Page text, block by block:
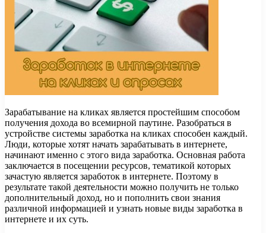
Зарабатывание на кликах является простейшим способом
получения дохода во всемирной паутине. Разобраться в
устройстве системы заработка на кликах способен каждый.
Люди, которые хотят начать зарабатывать в интернете,
начинают именно с этого вида заработка. Основная работа
заключается в посещении ресурсов, тематикой которых
зачастую является заработок в интернете. Поэтому в
результате такой деятельности можно получить не только
дополнительный доход, но и пополнить свои знания
различной информацией и узнать новые виды заработка в
интернете и их суть.